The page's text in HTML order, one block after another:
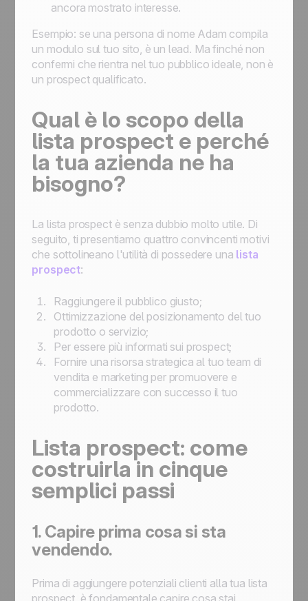
ancora mostrato interesse.
Esempio: se una persona di nome Adam compila
un modulo sul tuo sito, è un lead. Ma finché non
confermi che rientra nel tuo pubblico ideale, non è
un prospect qualificato.
Qual è lo scopo della
lista prospect e perché
la tua azienda ne ha
bisogno?
La lista prospect è senza dubbio molto utile. Di
seguito, ti presentiamo quattro convincenti motivi
che sottolineano l'utilità di possedere una lista
prospect:
Raggiungere il pubblico giusto;
Ottimizzazione del posizionamento del tuo
prodotto o servizio;
Per essere più informati sui prospect;
Fornire una risorsa strategica al tuo team di
vendita e marketing per promuovere e
commercializzare con successo il tuo
prodotto.
Lista prospect: come
costruirla in cinque
semplici passi
1. Capire prima cosa si sta
vendendo.
Prima di aggiungere potenziali clienti alla tua lista
prospect, è fondamentale capire cosa stai